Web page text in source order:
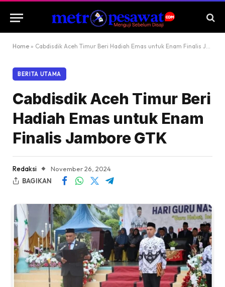
Home » Cabdisdik Aceh Timur Beri Hadiah Emas untuk Enam Finalis Jambore GTK
BERITA UTAMA
Cabdisdik Aceh Timur Beri
Hadiah Emas untuk Enam
Finalis Jambore GTK
Redaksi
November 26, 2024
BAGIKAN